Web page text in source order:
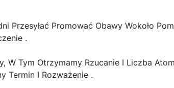
Przesyłać Promować Obawy Wokoło
.
Tym Otrzymamy Rzucanie I Liczba
Termin I Rozważenie .